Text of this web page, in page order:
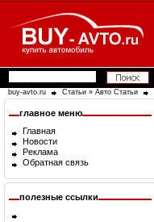
buy-avto.ru Статьи » Авто Статьи
главное меню
Главная
Новости
Реклама
Обратная связь
полезные ссылки